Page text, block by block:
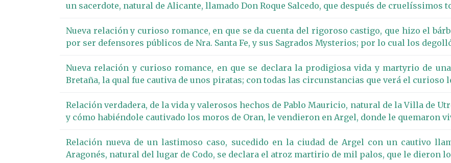
un sacerdote, natural de Alicante, llamado Don Roque Salcedo, que después de cruelíssimos
Nueva relación y curioso romance, en que se da cuenta del rigoroso castigo, que hizo el
por ser defensores públicos de Nra. Santa Fe, y sus Sagrados Mysterios; por lo cual los
Nueva relación y curioso romance, en que se declara la prodigiosa vida y martyrio de
Bretaña, la qual fue cautiva de unos piratas; con todas las circunstancias que verá el curioso
Relación verdadera, de la vida y valerosos hechos de Pablo Mauricio, natural de la Villa de
y cómo habiéndole cautivado los moros de Oran, le vendieron en Argel, donde le quemaron
Relación nueva de un lastimoso caso, sucedido en la ciudad de Argel con un cautivo
Aragonés, natural del lugar de Codo, se declara el atroz martirio de mil palos, que le dieron